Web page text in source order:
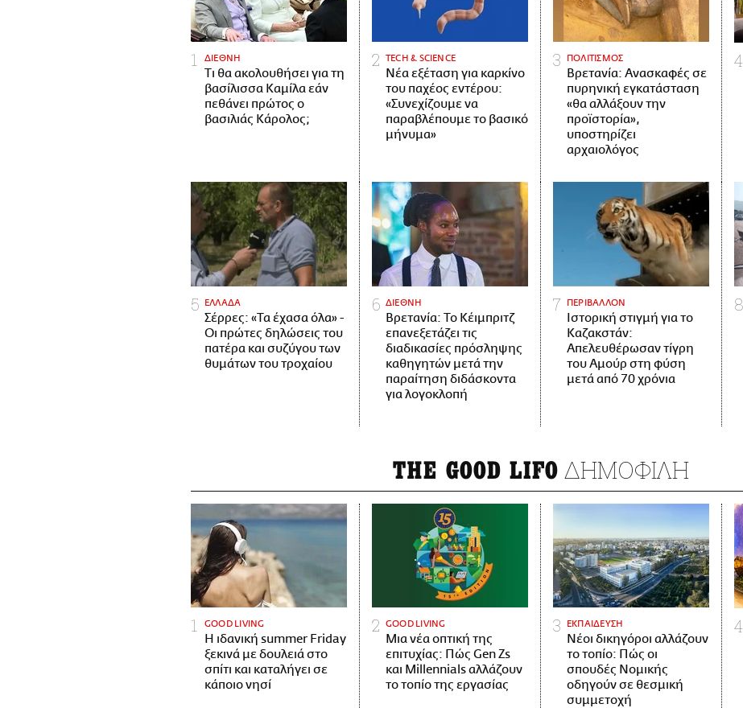
ΔΙΕΘΝΗ
Τι θα ακολουθήσει για τη
βασίλισσα Καμίλα εάν
πεθάνει πρώτος ο
βασιλιάς Κάρολος;
ΤECH & SCIENCE
Νέα εξέταση για καρκίνο
του παχέος εντέρου:
«Συνεχίζουμε να
παραβλέπουμε το βασικό
μήνυμα»
ΠΟΛΙΤΙΣΜΟΣ
Βρετανία: Ανασκαφές σε
πυρηνική εγκατάσταση
«θα αλλάξουν την
προϊστορία»,
υποστηρίζει
αρχαιολόγος
ΕΛΛΑΔΑ
Σέρρες: «Τα έχασα όλα» -
Οι πρώτες δηλώσεις του
πατέρα και συζύγου των
θυμάτων του τροχαίου
ΔΙΕΘΝΗ
Βρετανία: Το Κέιμπριτζ
επανεξετάζει τις
διαδικασίες πρόσληψης
καθηγητών μετά την
παραίτηση διδάσκοντα
για λογοκλοπή
ΠΕΡΙΒΑΛΛΟΝ
Ιστορική στιγμή για το
Καζακστάν:
Απελευθέρωσαν τίγρη
του Αμούρ στη φύση
μετά από 70 χρόνια
THE GOOD LIFO ΔΗΜΟΦΙΛΗ
GOOD LIVING
Η ιδανική summer Friday
ξεκινά με δουλειά στο
σπίτι και καταλήγει σε
κάποιο νησί
GOOD LIVING
Μια νέα οπτική της
επιτυχίας: Πώς Gen Zs
και Millennials αλλάζουν
το τοπίο της εργασίας
ΕΚΠΑΙΔΕΥΣΗ
Νέοι δικηγόροι αλλάζουν
το τοπίο: Πώς οι
σπουδές Νομικής
οδηγούν σε θεσμική
συμμετοχή